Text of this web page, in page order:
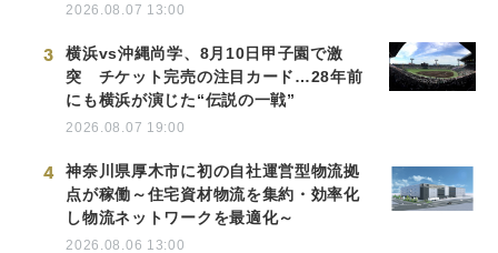
2026.08.07 13:00
3
横浜vs沖縄尚学、8月10日甲子園で激
突 チケット完売の注目カード…28年前
にも横浜が演じた“伝説の一戦”
2026.08.07 19:00
4
神奈川県厚木市に初の自社運営型物流拠
点が稼働～住宅資材物流を集約・効率化
し物流ネットワークを最適化～
2026.08.06 13:00